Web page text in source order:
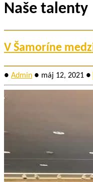
Naše talenty
V Šamoríne
● Admin ● máj 12, 2021 ●